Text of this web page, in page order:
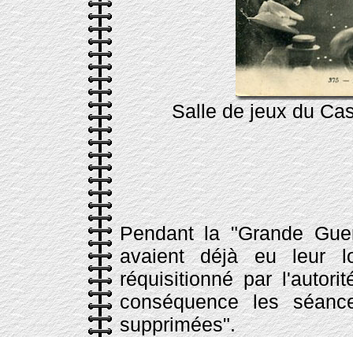
Salle de jeux du
Pendant la "Grande
avaient déjà eu leur
réquisitionné par
conséquence les
supprimées".